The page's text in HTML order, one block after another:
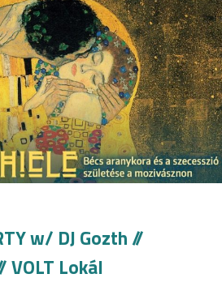
w/ DJ Gozth //
VOLT Lokál